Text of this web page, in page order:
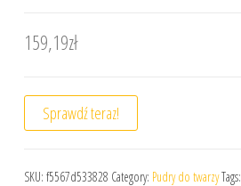
159,19zł
Sprawdź teraz!
SKU: f5567d533828 Category: Pudry do twarzyTags: